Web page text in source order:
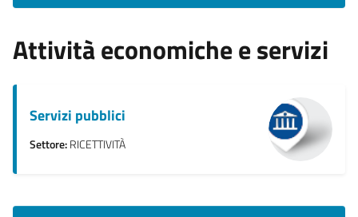
Attività economiche e servizi
Servizi pubblici
Settore:RICETTIVITÀ